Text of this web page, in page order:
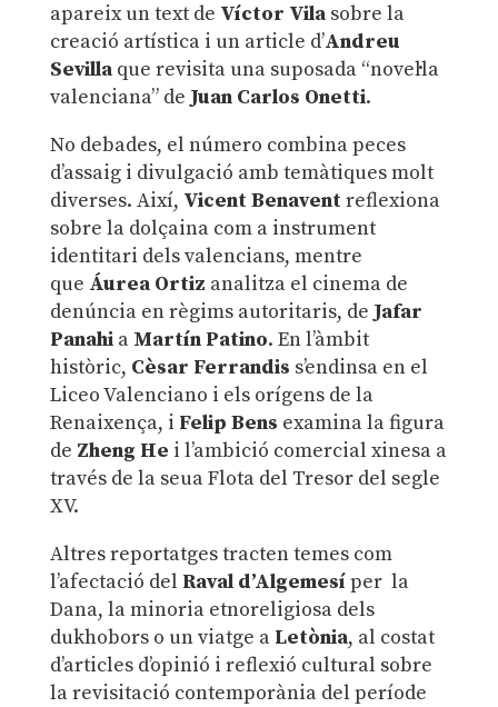
apareix un text de Víctor Vila sobre la
creació artística i un article d’Andreu
Sevillaque revisita una suposada “novel·la
valenciana” de Juan Carlos Onetti.
No debades, el número combina peces
d’assaig i divulgació amb temàtiques molt
diverses. Així, Vicent Benaventreflexiona
sobre la dolçaina com a instrument
identitari dels valencians, mentre
que Áurea Ortiz analitza el cinema de
denúncia en règims autoritaris, de Jafar
Panahia Martín Patino. En l’àmbit
històric, Cèsar Ferrandis s’endinsa en el
Liceo Valenciano i els orígens de la
Renaixença, i Felip Bens examina la figura
de Zheng He i l’ambició comercial xinesa a
través de la seua Flota del Tresor del segle
XV.
Altres reportatges tracten temes com
l’afectació del Raval d’Algemesíper la
Dana, la minoria etnoreligiosa dels
dukhobors o un viatge a Letònia, al costat
d’articles d’opinió i reflexió cultural sobre
la revisitació contemporània del període